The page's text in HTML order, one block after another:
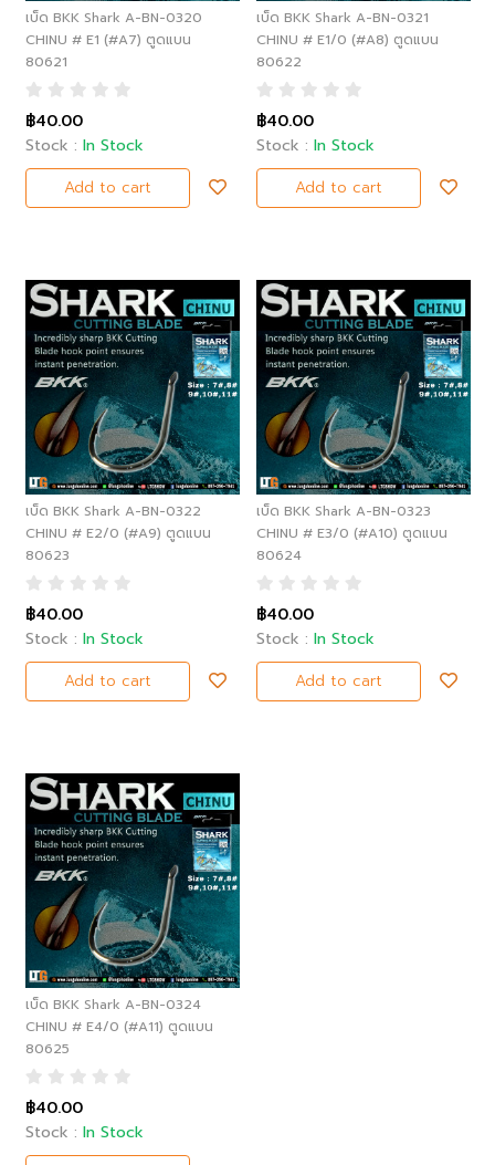
เบ็ด BKK Shark A-BN-0320
CHINU # E1 (#A7) ตูดแบน
80621
฿40.00
Stock : In Stock
Add to cart
เบ็ด BKK Shark A-BN-0321
CHINU # E1/0 (#A8) ตูดแบน
80622
฿40.00
Stock : In Stock
Add to cart
เบ็ด BKK Shark A-BN-0322
CHINU # E2/0 (#A9) ตูดแบน
80623
฿40.00
Stock : In Stock
Add to cart
เบ็ด BKK Shark A-BN-0323
CHINU # E3/0 (#A10) ตูดแบน
80624
฿40.00
Stock : In Stock
Add to cart
เบ็ด BKK Shark A-BN-0324
CHINU # E4/0 (#A11) ตูดแบน
80625
฿40.00
Stock : In Stock